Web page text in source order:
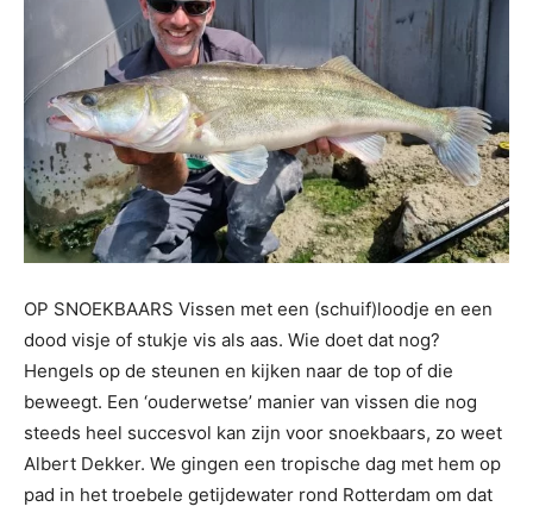
OP SNOEKBAARS Vissen met een (schuif)loodje en een
dood visje of stukje vis als aas. Wie doet dat nog?
Hengels op de steunen en kijken naar de top of die
beweegt. Een ‘ouderwetse’ manier van vissen die nog
steeds heel succesvol kan zijn voor snoekbaars, zo weet
Albert Dekker. We gingen een tropische dag met hem op
pad in het troebele getijdewater rond Rotterdam om dat